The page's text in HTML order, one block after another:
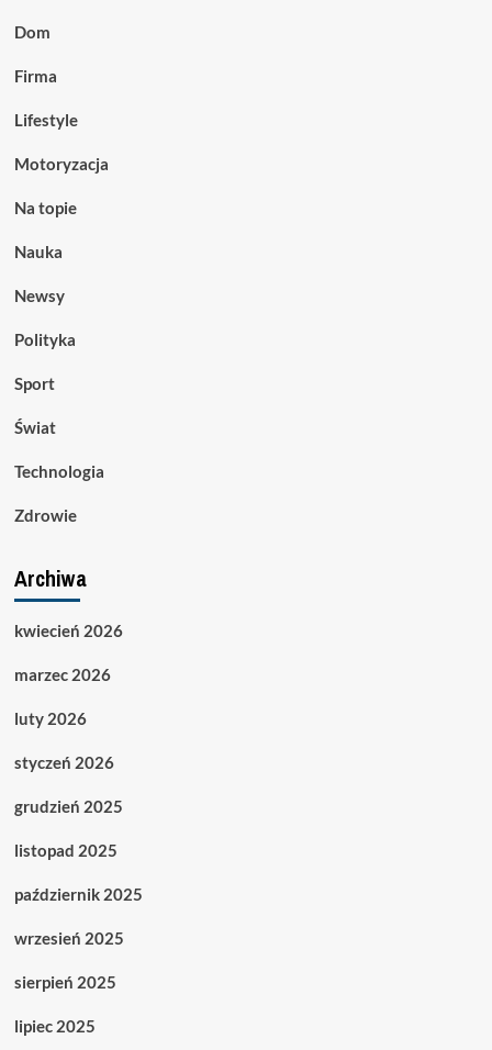
Dom
Firma
Lifestyle
Motoryzacja
Na topie
Nauka
Newsy
Polityka
Sport
Świat
Technologia
Zdrowie
Archiwa
kwiecień 2026
marzec 2026
luty 2026
styczeń 2026
grudzień 2025
listopad 2025
październik 2025
wrzesień 2025
sierpień 2025
lipiec 2025